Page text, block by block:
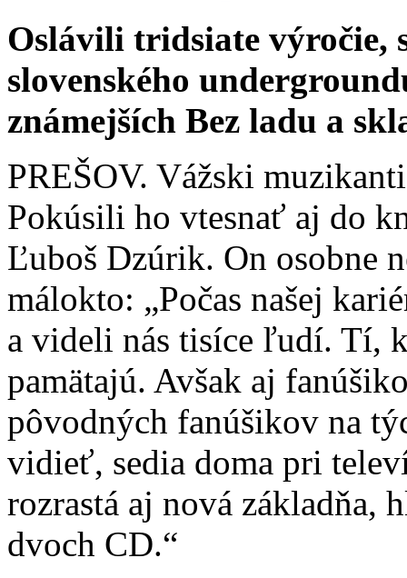
Oslávili tridsiate výročie,
slovenského
známejších Bez ladu a
PREŠOV. Vážski
Pokúsili ho vtesnať aj do
Ľuboš Dzúrik. On osobne
málokto: „Počas našej
a videli nás tisíce ľudí. Tí,
pamätajú. Avšak aj
pôvodných fanúšikov na
vidieť, sedia doma pri
rozrastá aj nová základňa,
dvoch CD.“